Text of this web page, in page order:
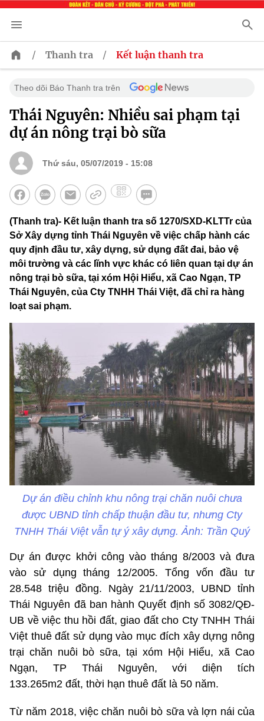
/ Thanh tra / Kết luận thanh tra
Theo dõi Báo Thanh tra trên
Thái Nguyên: Nhiều sai phạm tại
dự án nông trại bò sữa
Thứ sáu, 05/07/2019 - 15:08
(Thanh tra)- Kết luận thanh tra số 1270/SXD-KLTTr của
Sở Xây dựng tỉnh Thái Nguyên về việc chấp hành các
quy định đầu tư, xây dựng, sử dụng đất đai, bảo vệ
môi trường và các lĩnh vực khác có liên quan tại dự án
nông trại bò sữa, tại xóm Hội Hiểu, xã Cao Ngạn, TP
Thái Nguyên, của Cty TNHH Thái Việt, đã chỉ ra hàng
loạt sai phạm.
Dự án điều chỉnh khu nông trại chăn nuôi chưa
được UBND tỉnh chấp thuận đầu tư, nhưng Cty
TNHH Thái Việt vẫn tự ý xây dựng. Ảnh: Trần Quý
Dự án được khởi công vào tháng 8/2003 và đưa
vào sử dụng tháng 12/2005. Tổng vốn đầu tư
28.548 triệu đồng. Ngày 21/11/2003, UBND tỉnh
Thái Nguyên đã ban hành Quyết định số 3082/QĐ-
UB về việc thu hồi đất, giao đất cho Cty TNHH Thái
Việt thuê đất sử dụng vào mục đích xây dựng nông
trại chăn nuôi bò sữa, tại xóm Hội Hiểu, xã Cao
Ngạn, TP Thái Nguyên, với diện tích
133.265m2 đất, thời hạn thuê đất là 50 năm.
Từ năm 2018, việc chăn nuôi bò sữa và lợn nái của